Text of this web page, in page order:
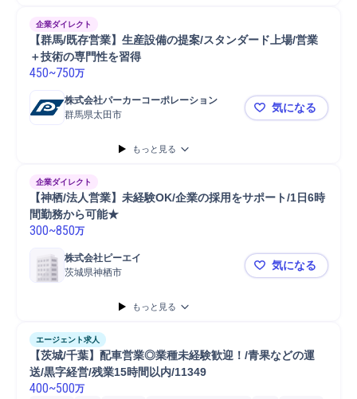
企業ダイレクト
【群馬/既存営業】生産設備の提案/スタンダード上場/営業
＋技術の専門性を習得
450~750万
株式会社パーカーコーポレーション
群馬県太田市
【群馬/既存
気になる
もっと見る
企業ダイレクト
【神栖/法人営業】未経験OK/企業の採用をサポート/1日6時
間勤務から可能★
300~850万
株式会社ピーエイ
茨城県神栖市
【神栖/法
気になる
もっと見る
エージェント求人
【茨城/千葉】配車営業◎業種未経験歓迎！/青果などの運
送/黒字経営/残業15時間以内/11349
400~500万